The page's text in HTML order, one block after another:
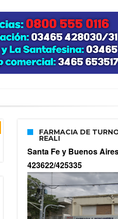
FARMACIA DE
REALI
Santa Fe y Buenos
423622/425335